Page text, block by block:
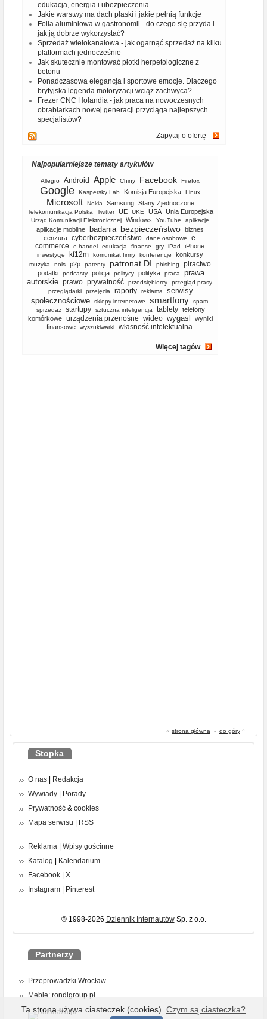
edukacja, energia i ubezpieczenia
Jakie warstwy ma dach płaski i jakie pełnią funkcje
Folia aluminiowa w gastronomii - do czego się przyda i
jak ją dobrze wykorzystać?
Sprzedaż wielokanałowa - jak ogarnąć sprzedaż na kilku
platformach jednocześnie
Jak skutecznie montować płotki herpetologiczne z
betonu
Ponadczasowa elegancja i sportowe emocje. Dlaczego
brytyjska legenda motoryzacji wciąż zachwyca?
Frezer CNC Holandia - jak praca na nowoczesnych
obrabiarkach nowej generacji przyciąga najlepszych
specjalistów?
Zapytaj o ofertę
Najpopularniejsze tematy artykułów
Allegro Android Apple Chiny Facebook Firefox
Google Kaspersky Lab Komisja Europejska Linux
Microsoft Nokia Samsung Stany Zjednoczone
Telekomunikacja Polska Twitter UE UKE USA Unia Europejska
Urząd Komunikacji Elektronicznej Windows YouTube aplikacje
aplikacje mobilne badania bezpieczeństwo biznes
cenzura cyberbezpieczeństwo dane osobowe
e-
commerce
e-handel edukacja finanse gry iPad iPhone
inwestycje kf12m komunikat firmy konferencje konkursy
muzyka nols p2p patenty patronat DI phishing piractwo
podatki podcasty policja politycy polityka praca
prawa
autorskie prawo prywatność przedsiębiorcy
przegląd prasy
przeglądarki
przejęcia raporty reklama
serwisy
społecznościowe
sklepy internetowe smartfony
spam
sprzedaż
startupy sztuczna inteligencja tablety telefony
komórkowe
urządzenia przenośne wideo wygasl
wyniki
finansowe
wyszukiwarki własność intelektualna
Więcej tagów
« strona główna - do góry ^
Stopka
O nas
Redakcja
Wywiady
Porady
Prywatność & cookies
Mapa serwisu
RSS
Reklama
Wpisy gościnne
Katalog
Kalendarium
Facebook
X
Instagram
Pinterest
© 1998-2026 Dziennik InternautówSp. z o.o.
Partnerzy
Przeprowadzki Wrocław
Meble: rondigroup.pl
Ta strona używa ciasteczek (cookies). Czym są ciasteczka?